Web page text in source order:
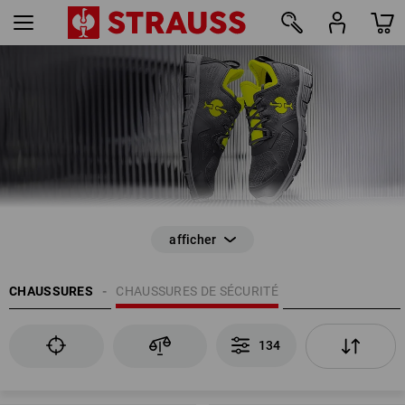
CHAUSSURES CHAUSSURES DE SÉCURITÉ
134
134